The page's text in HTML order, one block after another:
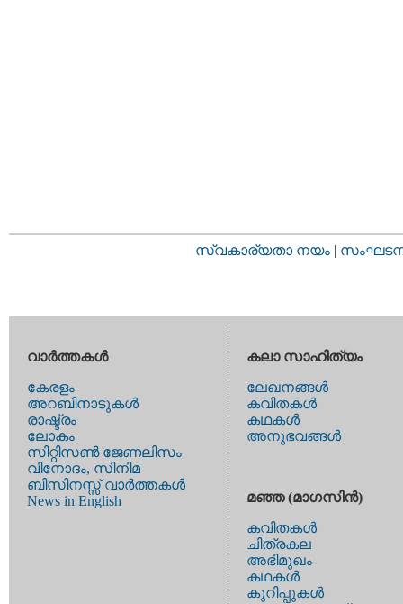
സ്വകാര്യതാ നയം |
വാര്‍ത്തകള്‍
കേരളം
അറബിനാടുകള്‍
രാഷ്ട്രം
ലോകം
സിറ്റിസണ്‍ ജേണലിസം
വിനോദം, സിനിമ
ബിസിനസ്സ് വാര്‍ത്തകള്‍
News in English
കലാ സാഹിത്യം
ലേഖനങ്ങള്‍
കവിതകള്‍
കഥകള്‍
അനുഭവങ്ങള്‍
മഞ്ഞ (മാഗസിന്‍)
കവിതകള്‍
ചിത്രകല
അഭിമുഖം
കഥകള്‍
കുറിപ്പുകള്‍